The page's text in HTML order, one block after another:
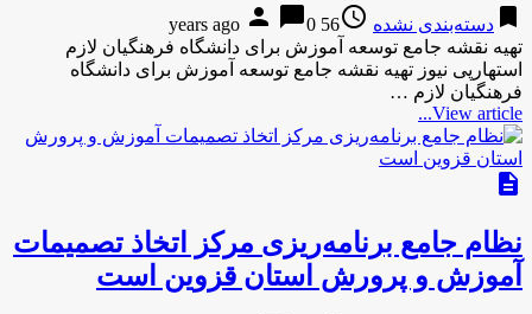
bookmark دسته‌بندی نشده access_time
56 years ago
person chat_bubble0
تهیه نقشه جامع توسعه آموزش برای دانشگاه فرهنگیان لازم
استهارپی نیوز تهیه نقشه جامع توسعه آموزش برای دانشگاه
فرهنگیان لازم …
View article...
description
نظام جامع برنامه‌ریزی مرکز اتخاذ تصمیمات
آموزش و پرورش استان قزوین است